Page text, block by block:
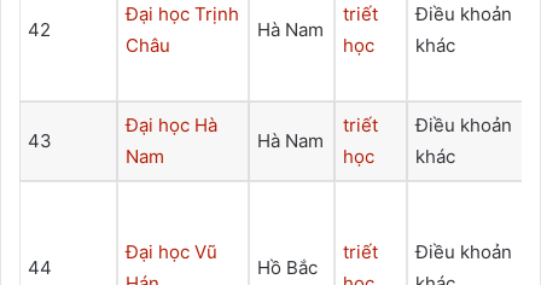
42
Đại học Trịnh
Châu
Hà Nam
triết
học
Điều khoản
khác
43
Đại học Hà
Nam
Hà Nam
triết
học
Điều khoản
khác
44
Đại học Vũ
Hồ Bắc
triết
Điều khoản